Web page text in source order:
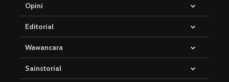
Opini
Editorial
Wawancara
Sainstorial